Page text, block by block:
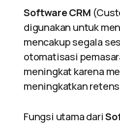
Software CRM
digunakan untuk
mencakup segala
otomatisasi
meningkat karena
meningkatkan
Fungsi utama dari